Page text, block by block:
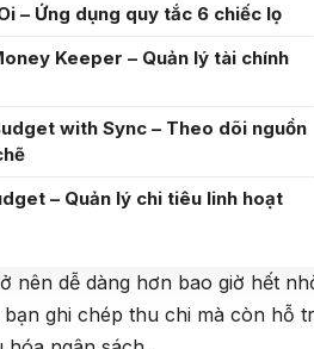
– Ứng dụng quy tắc 6 chiếc lọ
Keeper – Quản lý tài chính
with Sync – Theo dõi nguồn
– Quản lý chi tiêu linh hoạt
nên dễ dàng hơn bao giờ hết
ghi chép thu chi mà còn hỗ